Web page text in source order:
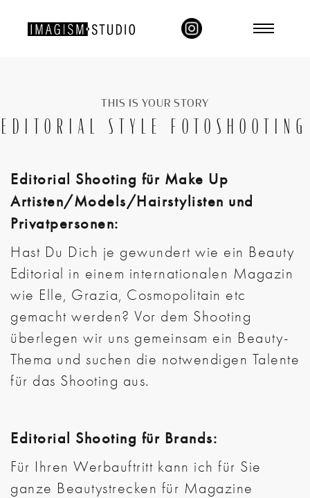
THIS IS YOUR STORY
EDITORIAL STYLE FOTOSHOOTING
Editorial Shooting für Make Up
Artisten/Models/Hairstylisten und
Privatpersonen:
Hast Du Dich je gewundert wie ein Beauty
Editorial in einem internationalen Magazin
wie Elle, Grazia, Cosmopolitain etc
gemacht werden? Vor dem Shooting
überlegen wir uns gemeinsam ein Beauty-
Thema und suchen die notwendigen Talente
für das Shooting aus.
Editorial Shooting für Brands:
Für Ihren Werbauftritt kann ich für Sie
ganze Beautystrecken für Magazine